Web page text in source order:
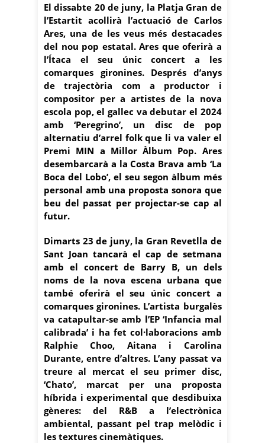
El dissabte 20 de juny, la Platja Gran de
l’Estartit acollirà l’actuació de Carlos
Ares, una de les veus més destacades
del nou pop estatal. Ares que oferirà a
l’Ítaca el seu únic concert a les
comarques gironines. Després d’anys
de trajectòria com a productor i
compositor per a artistes de la nova
escola pop, el gallec va debutar el 2024
amb ‘Peregrino’, un disc de pop
alternatiu d’arrel folk que li va valer el
Premi MIN a Millor Àlbum Pop. Ares
desembarcarà a la Costa Brava amb ‘La
Boca del Lobo’, el seu segon àlbum més
personal amb una proposta sonora que
beu del passat per projectar-se cap al
futur.
Dimarts 23 de juny, la Gran Revetlla de
Sant Joan tancarà el cap de setmana
amb el concert de Barry B, un dels
noms de la nova escena urbana que
també oferirà el seu únic concert a
comarques gironines. L’artista burgalès
va catapultar-se amb l’EP ‘Infancia mal
calibrada’ i ha fet col·laboracions amb
Ralphie Choo, Aitana i Carolina
Durante, entre d’altres. L’any passat va
treure al mercat el seu primer disc,
‘Chato’, marcat per una proposta
híbrida i experimental que desdibuixa
gèneres: del R&B a l’electrònica
ambiental, passant pel trap melòdic i
les textures cinemàtiques.